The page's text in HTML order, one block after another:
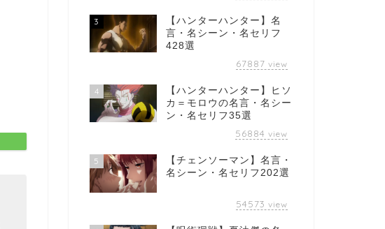
3
【ハンターハンター】名
言・名シーン・名セリフ
428選
67887 view
4
【ハンターハンター】ヒソ
カ＝モロウの名言・名シー
ン・名セリフ35選
56884 view
5
【チェンソーマン】名言・
名シーン・名セリフ202選
54573 view